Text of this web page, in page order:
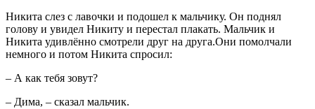
Никита слез с лавочки и подошел к мальчику. Он поднял
голову и увидел Никиту и перестал плакать. Мальчик и
Никита удивлённо смотрели друг на друга.Они помолчали
немного и потом Никита спросил:
– А как тебя зовут?
– Дима, – сказал мальчик.